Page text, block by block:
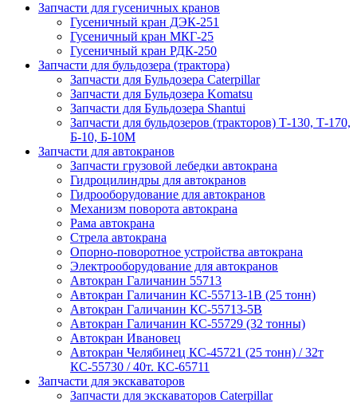
Запчасти для гусеничных кранов
Гусеничный кран ДЭК-251
Гусеничный кран МКГ-25
Гусеничный кран РДК-250
Запчасти для бульдозера (трактора)
Запчасти для Бульдозера Caterpillar
Запчасти для Бульдозера Komatsu
Запчасти для Бульдозера Shantui
Запчасти для бульдозеров (тракторов) Т-130, Т-170,
Б-10, Б-10М
Запчасти для автокранов
Запчасти грузовой лебедки автокрана
Гидроцилиндры для автокранов
Гидрооборудование для автокранов
Механизм поворота автокрана
Рама автокрана
Стрела автокрана
Опорно-поворотное устройства автокрана
Электрооборудование для автокранов
Автокран Галичанин 55713
Автокран Галичанин КС-55713-1В (25 тонн)
Автокран Галичанин КС-55713-5В
Автокран Галичанин КС-55729 (32 тонны)
Автокран Ивановец
Автокран Челябинец КС-45721 (25 тонн) / 32т
КС-55730 / 40т. КС-65711
Запчасти для экскаваторов
Запчасти для экскаваторов Caterpillar